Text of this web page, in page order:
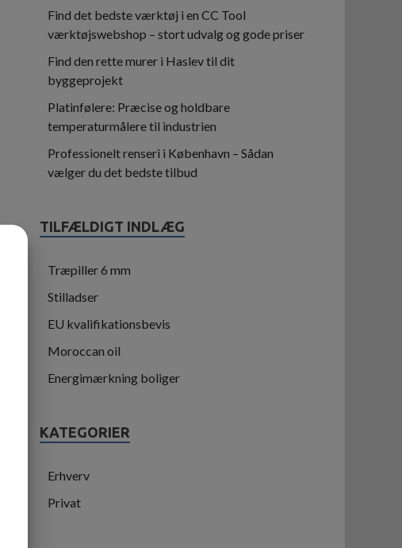
Find det bedste værktøj i en CC Tool
værktøjswebshop – stort udvalg og gode priser
Find den rette murer i Haslev til dit
byggeprojekt
Platinfølere: Præcise og holdbare
temperaturmålere til industrien
Professionelt renseri i København – Sådan
vælger du det bedste tilbud
TILFÆLDIGT INDLÆG
Træpiller 6 mm
Stilladser
EU kvalifikationsbevis
Moroccan oil
Energimærkning boliger
KATEGORIER
Erhverv
Privat